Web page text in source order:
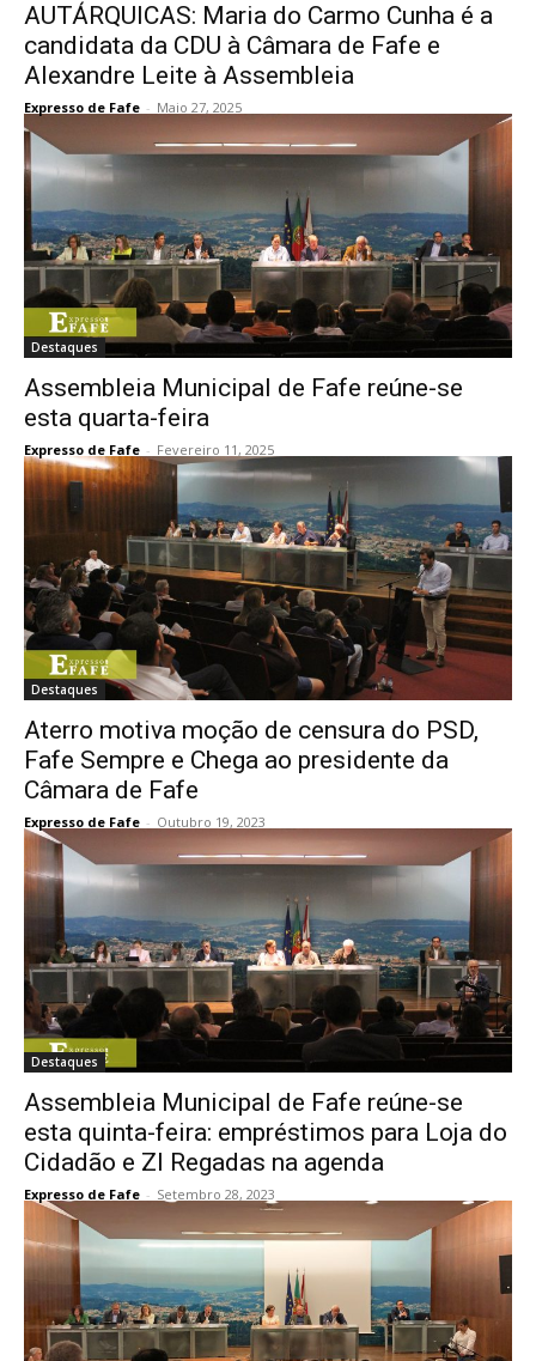
AUTÁRQUICAS: Maria do Carmo Cunha é a
candidata da CDU à Câmara de Fafe e
Alexandre Leite à Assembleia
Expresso de Fafe - Maio 27, 2025
Destaques
Assembleia Municipal de Fafe reúne-se
esta quarta-feira
Expresso de Fafe - Fevereiro 11, 2025
Destaques
Aterro motiva moção de censura do PSD,
Fafe Sempre e Chega ao presidente da
Câmara de Fafe
Expresso de Fafe - Outubro 19, 2023
Destaques
Assembleia Municipal de Fafe reúne-se
esta quinta-feira: empréstimos para Loja do
Cidadão e ZI Regadas na agenda
Expresso de Fafe - Setembro 28, 2023